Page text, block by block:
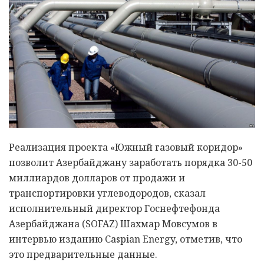
Реализация проекта «Южный газовый коридор»
позволит Азербайджану заработать порядка 30-50
миллиардов долларов от продажи и
транспортировки углеводородов, сказал
исполнительный директор Госнефтефонда
Азербайджана (SOFAZ) Шахмар Мовсумов в
интервью изданию Caspian Energy, отметив, что
это предварительные данные.